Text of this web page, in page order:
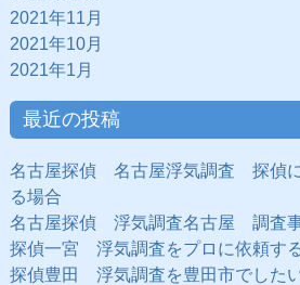
2021年11月
2021年10月
2021年1月
最近の投稿
名古屋探偵 名古屋浮気調査 探偵
る場合
名古屋探偵 浮気調査名古屋 調査
探偵一宮 浮気調査をプロに依頼す
探偵豊田 浮気調査を豊田市でした